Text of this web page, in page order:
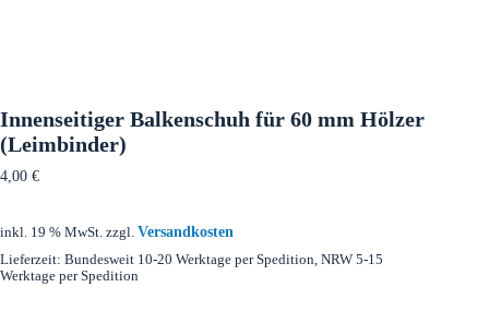
Innenseitiger Balkenschuh für 60 mm Hölzer
(Leimbinder)
4,00 €
inkl. 19 % MwSt. zzgl. Versandkosten
Lieferzeit: Bundesweit 10-20 Werktage per Spedition, NRW 5-15
Werktage per Spedition